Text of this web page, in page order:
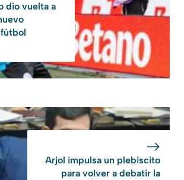
dio vuelta a
Arjol impulsa un plebiscito
para volver a debatir la